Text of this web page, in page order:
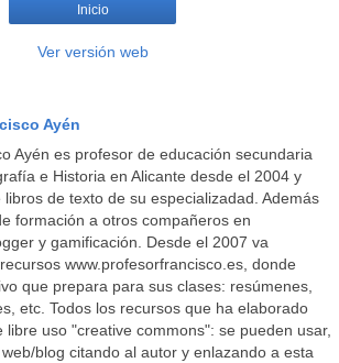
Inicio
Ver versión web
Ayén
Ayén es profesor de educación secundaria
e Historia en Alicante desde el 2004 y
libros de texto de su especializadad. Además
formación a otros compañeros en
y gamificación. Desde el 2007 va
www.profesorfrancisco.es, donde
que prepara para sus clases: resúmenes,
etc. Todos los recursos que ha elaborado
libre uso "creative commons": se pueden usar,
blog citando al autor y enlazando a esta